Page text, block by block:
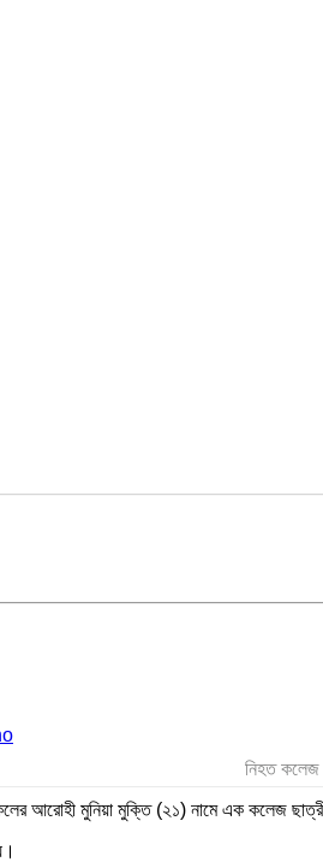
নিহত কলেজ
আরোহী মুনিয়া মুক্তি (২১) নামে এক কলেজ